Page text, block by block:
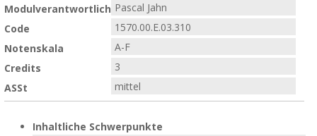
Modulverantwortlich Pascal Jahn
Code
1570.00.E.03.310
Notenskala
A-F
Credits
3
ASSt
mittel
Inhaltliche Schwerpunkte